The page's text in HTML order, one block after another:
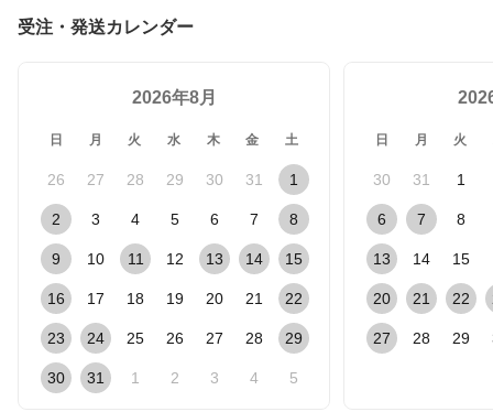
受注・発送カレンダー
2026年8月
日 月 火 水 木 金 土
26 27 28 29 30 31 1
2 3 4 5 6 7 8
9 10 11 12 13 14 15
16 17 18 19 20 21 22
23 24 25 26 27 28 29
30 31 1 2 3 4 5
日 月 火
30 31 1
6 7 8
13 14 15
20 21 22
27 28 29